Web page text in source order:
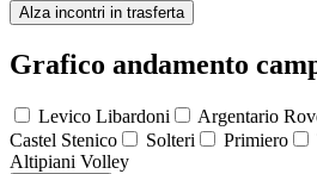
Alza incontri in trasferta
Grafico andamento
Levico Libardoni Argentario
Castel Stenico
Solteri Primiero
Altipiani Volley